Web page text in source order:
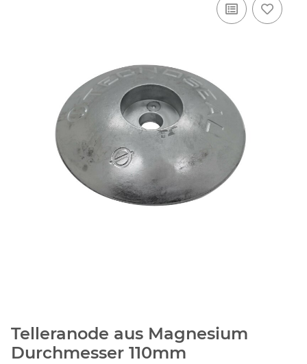
Telleranode aus Magnesium
Durchmesser 110mm